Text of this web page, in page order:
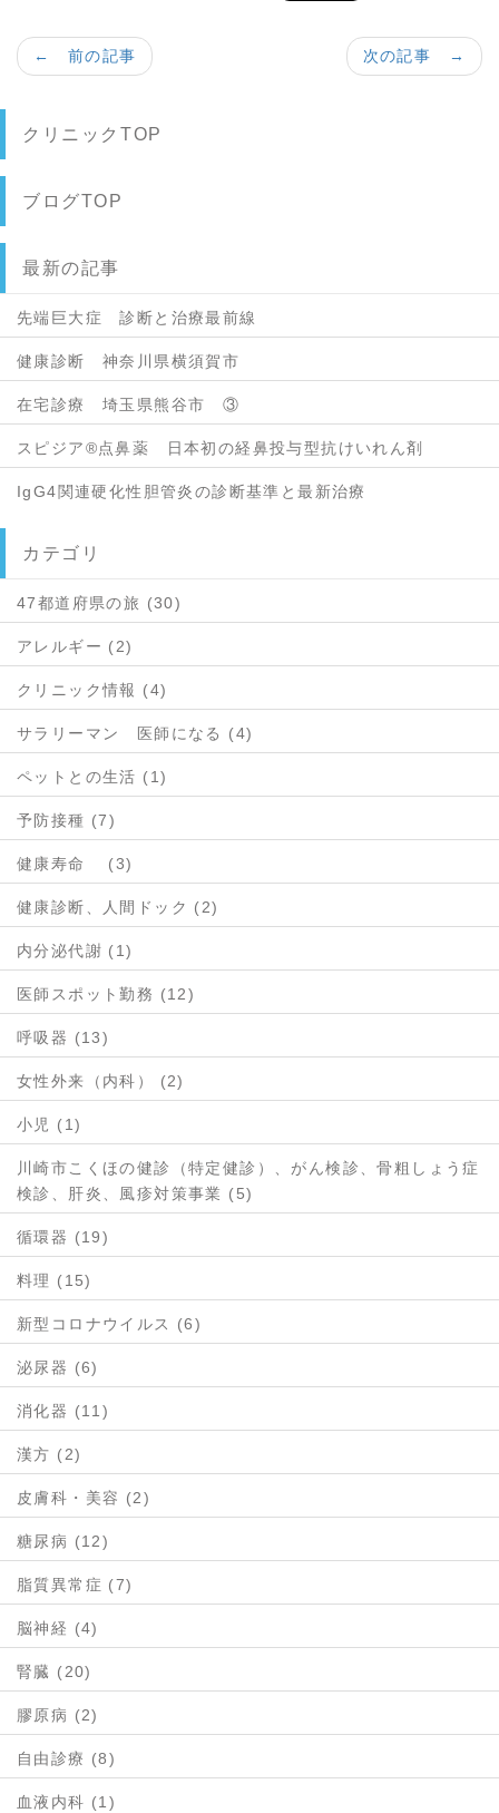
次の記事 →
← 前の記事
クリニックTOP
ブログTOP
最新の記事
先端巨大症 診断と治療最前線
健康診断 神奈川県横須賀市
在宅診療 埼玉県熊谷市 ③
スピジア®点鼻薬 日本初の経鼻投与型抗けいれん剤
IgG4関連硬化性胆管炎の診断基準と最新治療
カテゴリ
47都道府県の旅 (30)
アレルギー (2)
クリニック情報 (4)
サラリーマン 医師になる (4)
ペットとの生活 (1)
予防接種 (7)
健康寿命 (3)
健康診断、人間ドック (2)
内分泌代謝 (1)
医師スポット勤務 (12)
呼吸器 (13)
女性外来（内科） (2)
小児 (1)
川崎市こくほの健診（特定健診）、がん検診、骨粗しょう症
検診、肝炎、風疹対策事業 (5)
循環器 (19)
料理 (15)
新型コロナウイルス (6)
泌尿器 (6)
消化器 (11)
漢方 (2)
皮膚科・美容 (2)
糖尿病 (12)
脂質異常症 (7)
脳神経 (4)
腎臓 (20)
膠原病 (2)
自由診療 (8)
血液内科 (1)